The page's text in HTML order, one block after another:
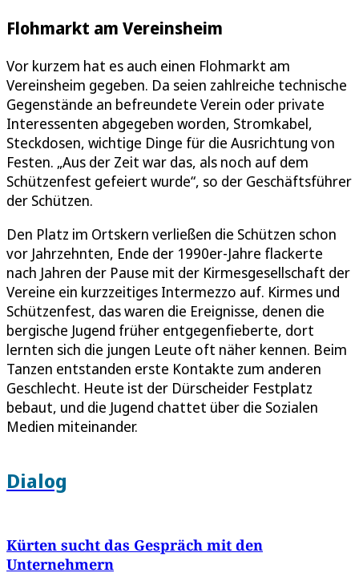
Flohmarkt am Vereinsheim
Vor kurzem hat es auch einen Flohmarkt am
Vereinsheim gegeben. Da seien zahlreiche technische
Gegenstände an befreundete Verein oder private
Interessenten abgegeben worden, Stromkabel,
Steckdosen, wichtige Dinge für die Ausrichtung von
Festen. „Aus der Zeit war das, als noch auf dem
Schützenfest gefeiert wurde“, so der Geschäftsführer
der Schützen.
Den Platz im Ortskern verließen die Schützen schon
vor Jahrzehnten, Ende der 1990er-Jahre flackerte
nach Jahren der Pause mit der Kirmesgesellschaft der
Vereine ein kurzzeitiges Intermezzo auf. Kirmes und
Schützenfest, das waren die Ereignisse, denen die
bergische Jugend früher entgegenfieberte, dort
lernten sich die jungen Leute oft näher kennen. Beim
Tanzen entstanden erste Kontakte zum anderen
Geschlecht. Heute ist der Dürscheider Festplatz
bebaut, und die Jugend chattet über die Sozialen
Medien miteinander.
Dialog
Kürten sucht das Gespräch mit den
Unternehmern